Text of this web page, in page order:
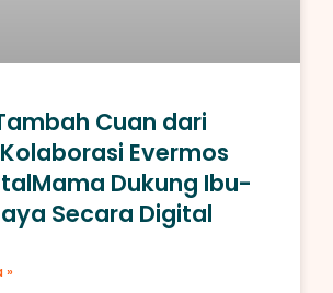
Cuan dari
Evermos
Dukung Ibu-
Secara Digital
»